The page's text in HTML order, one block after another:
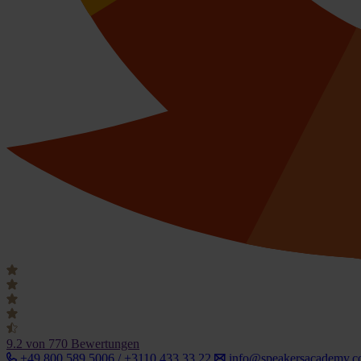
9.2 von 770 Bewertungen
+49 800 589 5006 / +3110 433 33 22